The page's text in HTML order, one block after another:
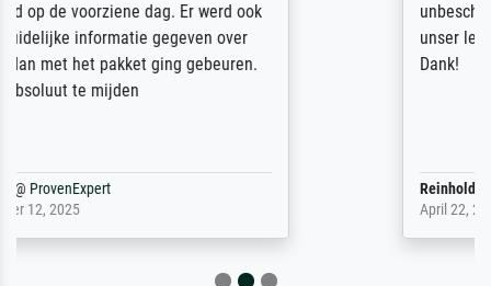
unbeschadet bei uns ankam. Es wird nicht
unser letzter Meisterdruck sein. Vielen
Dank!
Reinhold,